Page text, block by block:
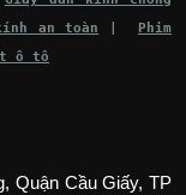
an toàn
Phim
ô tô
Quận Cầu Giấy, TP